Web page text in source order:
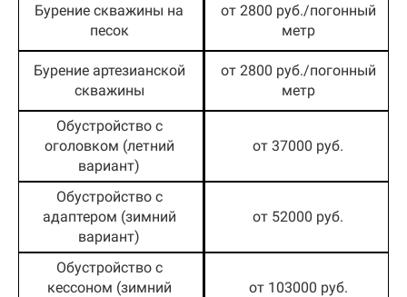
Бурение скважины на
песок
от 2800 руб./погонный
метр
Бурение артезианской
скважины
от 2800 руб./погонный
метр
Обустройство с
оголовком (летний
вариант)
от 37000 руб.
Обустройство с
адаптером (зимний
вариант)
от 52000 руб.
Обустройство с
кессоном (зимний
от 103000 руб.